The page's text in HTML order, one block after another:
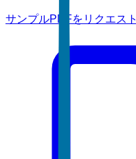
サンプルPDFをリクエスト